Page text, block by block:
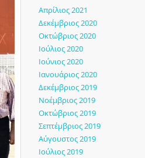
Απρίλιος 2021
Δεκέμβριος 2020
Οκτώβριος 2020
Ιούλιος 2020
Ιούνιος 2020
Ιανουάριος 2020
Δεκέμβριος 2019
Νοέμβριος 2019
Οκτώβριος 2019
Σεπτέμβριος 2019
Αύγουστος 2019
Ιούλιος 2019